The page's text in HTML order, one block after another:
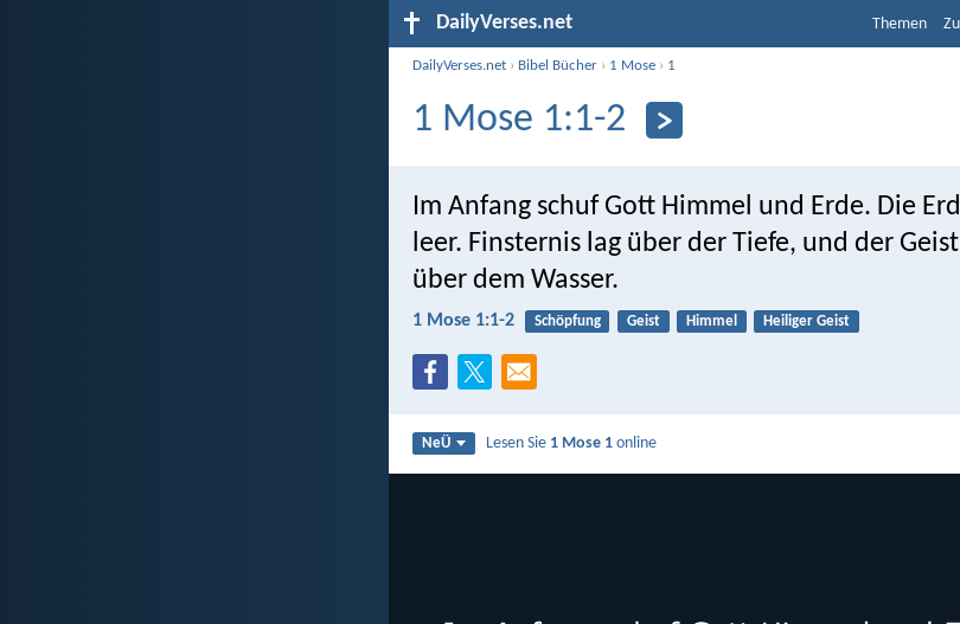
DailyVerses.net Themen
DailyVerses.net › Bibel Bücher › 1 Mose › 1
1 Mose 1:1-2
Im Anfang schuf Gott Himmel und Erde. Die
leer. Finsternis lag über der Tiefe, und der
über dem Wasser.
1 Mose 1:1-2 Schöpfung Geist Himmel Heiliger Geist
NeÜ Lesen Sie 1 Mose 1 online